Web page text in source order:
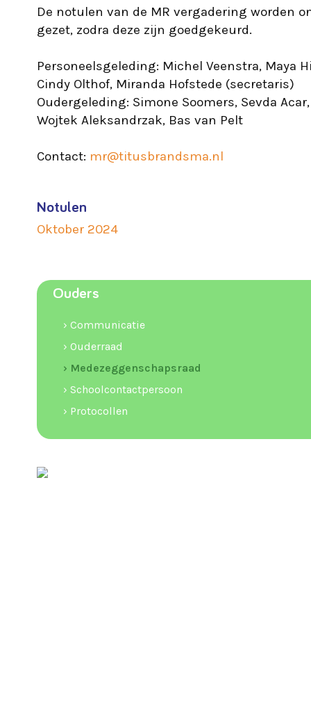
De notulen van de MR vergadering worden
gezet, zodra deze zijn goedgekeurd.
Personeelsgeleding: Michel Veenstra, Maya
Cindy Olthof, Miranda Hofstede (secretaris)
Oudergeleding: Simone Soomers, Sevda Acar,
Wojtek Aleksandrzak, Bas van Pelt
Contact: mr@titusbrandsma.nl
Notulen
Oktober 2024
Ouders
› Communicatie
› Ouderraad
› Medezeggenschapsraad
› Schoolcontactpersoon
› Protocollen